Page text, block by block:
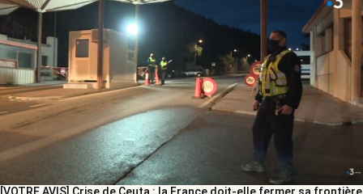
[VOTRE AVIS] Crise de Ceuta : la France doit-elle fermer sa frontière